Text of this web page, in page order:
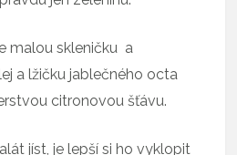
malou skleničku a
a lžičku jablečného octa
citronovou šťávu.
jíst, je lepší si ho vyklopit